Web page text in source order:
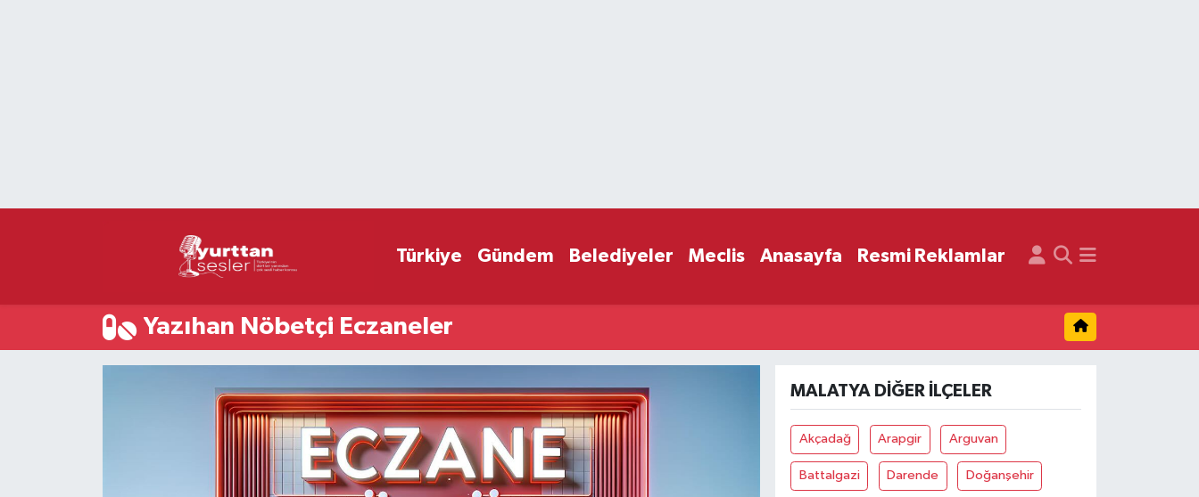
Türkiye Gündem Belediyeler Meclis Anasayfa Resmi Reklamlar
Yazıhan Nöbetçi Eczaneler
MALATYA DIĞER İLÇELER
Akçadağ Arapgir Arguvan
Battalgazi Darende Doğanşehir
Süper Lig Puan Durumu ve Fikstür
Son Dakika Haberleri